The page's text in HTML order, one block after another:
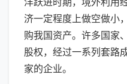
济一定程度上做空做小
购我国资产。许多国家
股权，经过一系列套路
家的企业。